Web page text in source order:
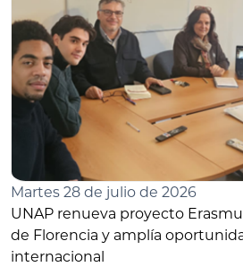
Martes 28 de julio de 2026
UNAP renueva proyecto
de Florencia y amplía
internacional